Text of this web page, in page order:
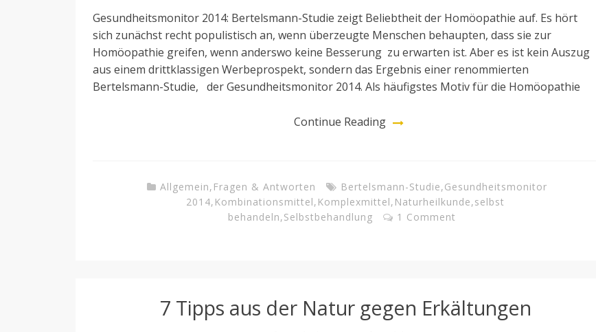
Gesundheitsmonitor 2014: Bertelsmann-Studie zeigt Beliebtheit der Homöopathie auf. Es hört
sich zunächst recht populistisch an, wenn überzeugte Menschen behaupten, dass sie zur
Homöopathie greifen, wenn anderswo keine Besserung zu erwarten ist. Aber es ist kein Auszug
aus einem drittklassigen Werbeprospekt, sondern das Ergebnis einer renommierten
Bertelsmann-Studie, der Gesundheitsmonitor 2014. Als häufigstes Motiv für die Homöopathie
Continue Reading
Allgemein, Fragen & Antworten Bertelsmann-Studie,Gesundheitsmonitor
2014, Kombinationsmittel, Komplexmittel, Naturheilkunde,selbst
behandeln,Selbstbehandlung 1 Comment
7 Tipps aus der Natur gegen Erkältungen